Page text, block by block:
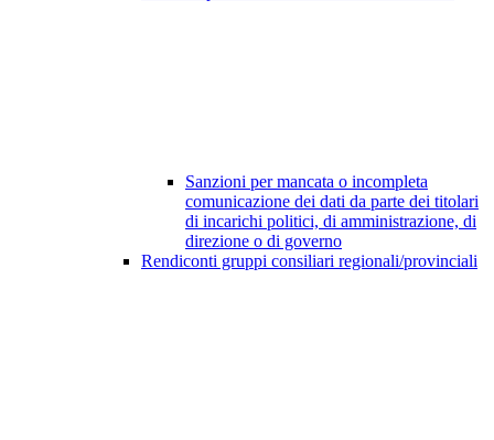
Sanzioni per mancata o incompleta
comunicazione dei dati da parte dei titolari
di incarichi politici, di amministrazione, di
direzione o di governo
Rendiconti gruppi consiliari regionali/provinciali